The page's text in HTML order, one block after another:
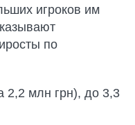
игроков им
по
2,2 млн грн), до 3,3